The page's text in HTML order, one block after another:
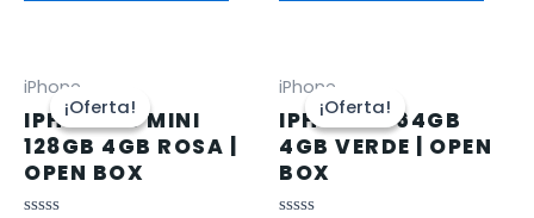
¡Oferta!
¡Oferta!
iPhone
IPHONE 13 MINI
128GB 4GB ROSA |
OPEN BOX
¡Oferta!
¡Oferta!
iPhone
IPHONE 11 64GB
4GB VERDE | OPEN
BOX